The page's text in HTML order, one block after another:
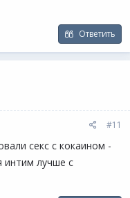
Ответить
#11
секс с кокаином -
интим лучше с